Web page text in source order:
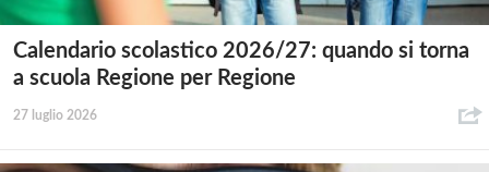
Calendario scolastico 2026/27: quando si torna
a scuola Regione per Regione
27 luglio 2026